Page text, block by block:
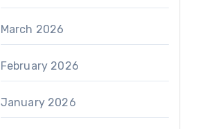
March 2026
February 2026
January 2026